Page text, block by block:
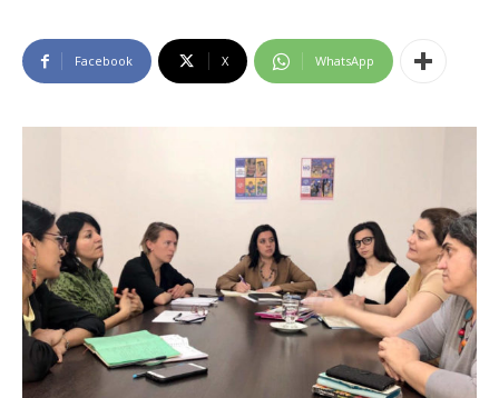
Facebook X WhatsApp